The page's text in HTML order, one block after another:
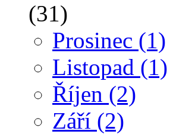
(31)
Prosinec (1)
Listopad (1)
Říjen (2)
Září (2)